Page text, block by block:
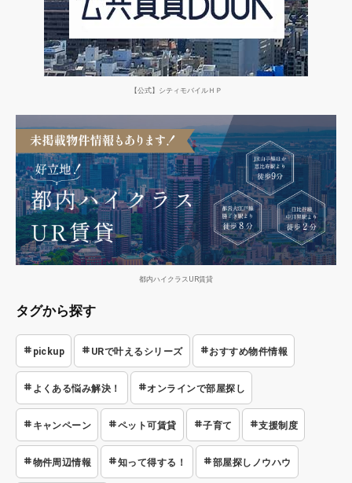
【公式】シティモバイルＨＰ
都内ハイクラスUR賃貸
タグから探す
pickup URで叶えるシリーズ おすすめ物件情報
よくある悩み解決！ オンラインで部屋探し
キャンペーン ペット可賃貸 子育て 支援制度
物件周辺情報 知って得する！ 部屋探しノウハウ